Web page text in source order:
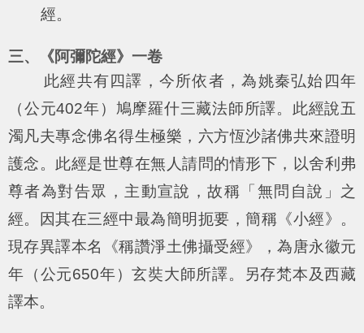
經。
三、《阿彌陀經》一卷
此經共有四譯，今所依者，為姚秦弘始四年
（公元402年）鳩摩羅什三藏法師所譯。此經說五
濁凡夫專念佛名得生極樂，六方恆沙諸佛共來證明
護念。此經是世尊在無人請問的情形下，以舍利弗
尊者為對告眾，主動宣說，故稱「無問自說」之
經。因其在三經中最為簡明扼要，簡稱《小經》。
現存異譯本名《稱讚淨土佛攝受經》，為唐永徽元
年（公元650年）玄奘大師所譯。另存梵本及西藏
譯本。